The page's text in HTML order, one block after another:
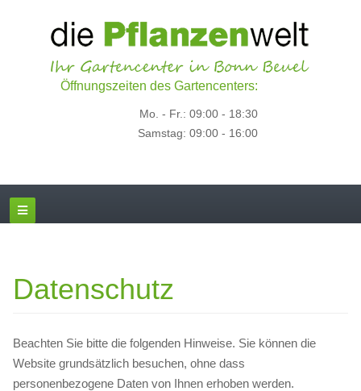
Öffnungszeiten des Gartencenters:
Mo. - Fr.: 09:00 - 18:30
Samstag: 09:00 - 16:00
Datenschutz
Beachten Sie bitte die folgenden Hinweise. Sie können die
Website grundsätzlich besuchen, ohne dass
personenbezogene Daten von Ihnen erhoben werden.